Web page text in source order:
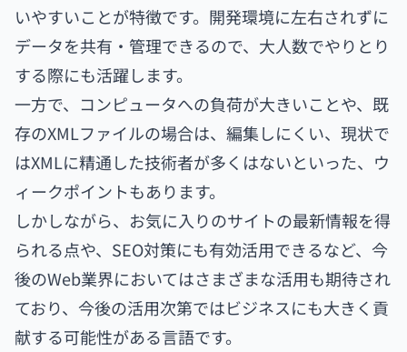
いやすいことが特徴です。開発環境に左右されずに
データを共有・管理できるので、大人数でやりとり
する際にも活躍します。
一方で、コンピュータへの負荷が大きいことや、既
存のXMLファイルの場合は、編集しにくい、現状で
はXMLに精通した技術者が多くはないといった、ウ
ィークポイントもあります。
しかしながら、お気に入りのサイトの最新情報を得
られる点や、SEO対策にも有効活用できるなど、今
後のWeb業界においてはさまざまな活用も期待され
ており、今後の活用次第ではビジネスにも大きく貢
献する可能性がある言語です。